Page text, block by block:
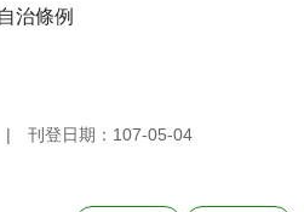
治條例
刊登日期：107-05-04